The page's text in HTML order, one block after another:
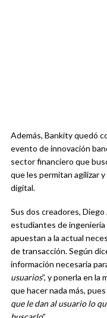
Además, Bankity quedó
evento de innovación
sector financiero que
que les permitan agilizar
digital.
Sus dos creadores, Diego
estudiantes de ingeniería
apuestan a la actual
de transacción. Según
información necesaria
usuarios”, y ponerla en la
que hacer nada más,
que le dan al usuario lo